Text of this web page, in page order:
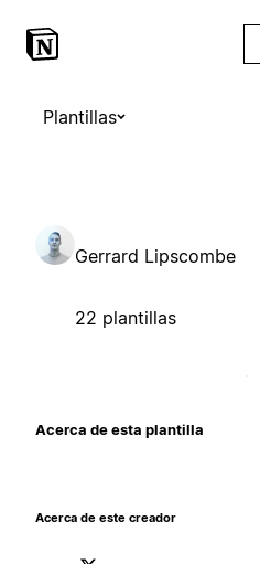
Plantillas
Gerrard Lipscombe
22 plantillas
Acerca de esta plantilla
Acerca de este creador